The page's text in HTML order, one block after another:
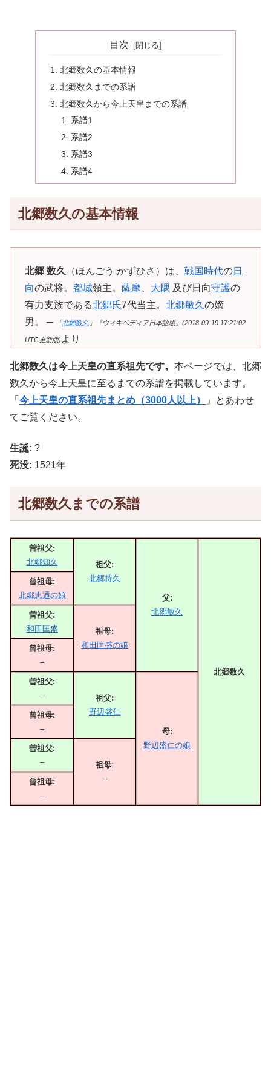
目次
北郷数久の基本情報
北郷数久までの系譜
北郷数久から今上天皇までの系譜
系譜1
系譜2
系譜3
系譜4
北郷数久の基本情報
北郷 数久 （ほんごう かずひさ）は、 戦国時代の日
向の武将。 都城領主。 薩摩、 大隅 及び日向守護の
有力支族である北郷氏7代当主。 北郷敏久の嫡
男。 ─
「北郷数久 」『ウィキペディア日本語版』(2018-09-19 17:21:02
UTC更新版) より
北郷数久は今上天皇の直系祖先です。 本ページでは、北郷
数久から今上天皇に至るまでの系譜を掲載しています。
「 今上天皇の直系祖先まとめ（3000人以上）
」とあわせ
てご覧ください。
生誕: ?
死没: 1521年
北郷数久までの系譜
曽祖父:
北郷知久
祖父:
北郷持久
父:
北郷敏久
北郷数久
曾祖母:
北郷忠通の娘
曽祖父:
和田匡盛
祖母:
和田匡盛の娘
曾祖母:
–
曽祖父:
–
祖父:
野辺盛仁
母:
野辺盛仁の娘
曾祖母:
–
曽祖父:
–
祖母:
–
曾祖母:
–